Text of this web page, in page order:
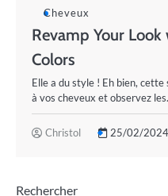
Cheveux
Revamp Your
Colors
Elle a du style ! Eh bien,
à vos cheveux et observez
Christol 25/02/2024
Rechercher